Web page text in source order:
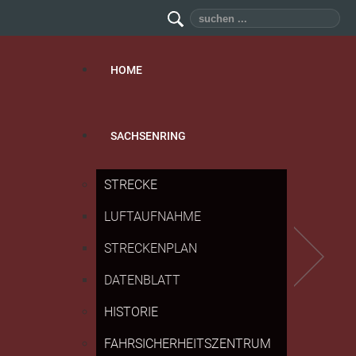
Suchen
HOME
SACHSENRING
STRECKE
LUFTAUFNAHME
STRECKENPLAN
DATENBLATT
HISTORIE
FAHRSICHERHEITSZENTRUM